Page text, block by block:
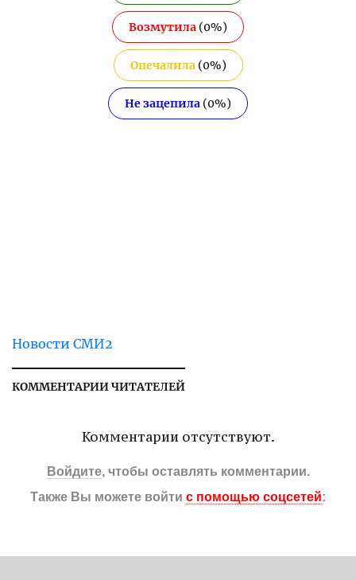
Возмутила (0%)
Опечалила(0%)
Не зацепила (0%)
Новости СМИ2
КОММЕНТАРИИ ЧИТАТЕЛЕЙ
Комментарии отсутствуют.
Войдите, чтобы оставлять комментарии.
Также Вы можете войти с помощью соцсетей: